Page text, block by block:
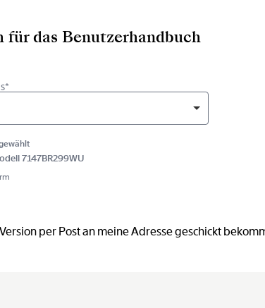
das Benutzerhandbuch
7147BR299WU
per Post an meine Adresse geschickt